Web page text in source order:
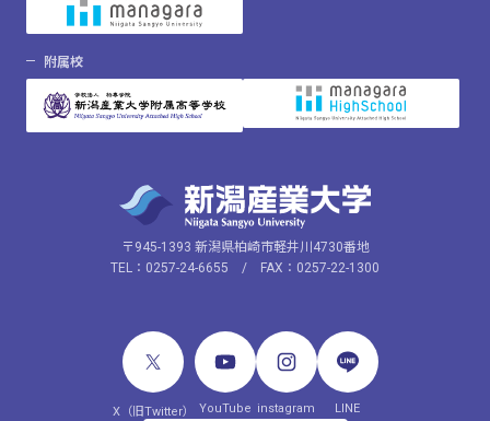
附属校
〒945-1393 新潟県柏崎市軽井川4730番地
TEL：0257-24-6655 / FAX：0257-22-1300
X（旧Twitter） YouTube instagram LINE